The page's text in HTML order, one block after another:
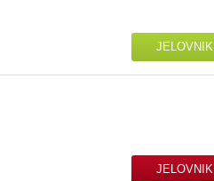
JELOVNIK
JELOVNIK